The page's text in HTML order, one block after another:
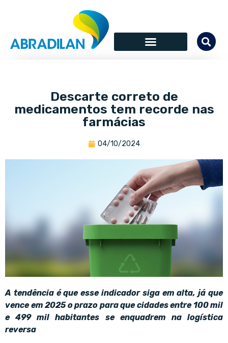
Descarte correto de
medicamentos tem recorde nas
farmácias
04/10/2024
A tendência é que esse indicador siga em alta, já que
vence em 2025 o prazo para que cidades entre 100 mil
e 499 mil habitantes se enquadrem na logística
reversa